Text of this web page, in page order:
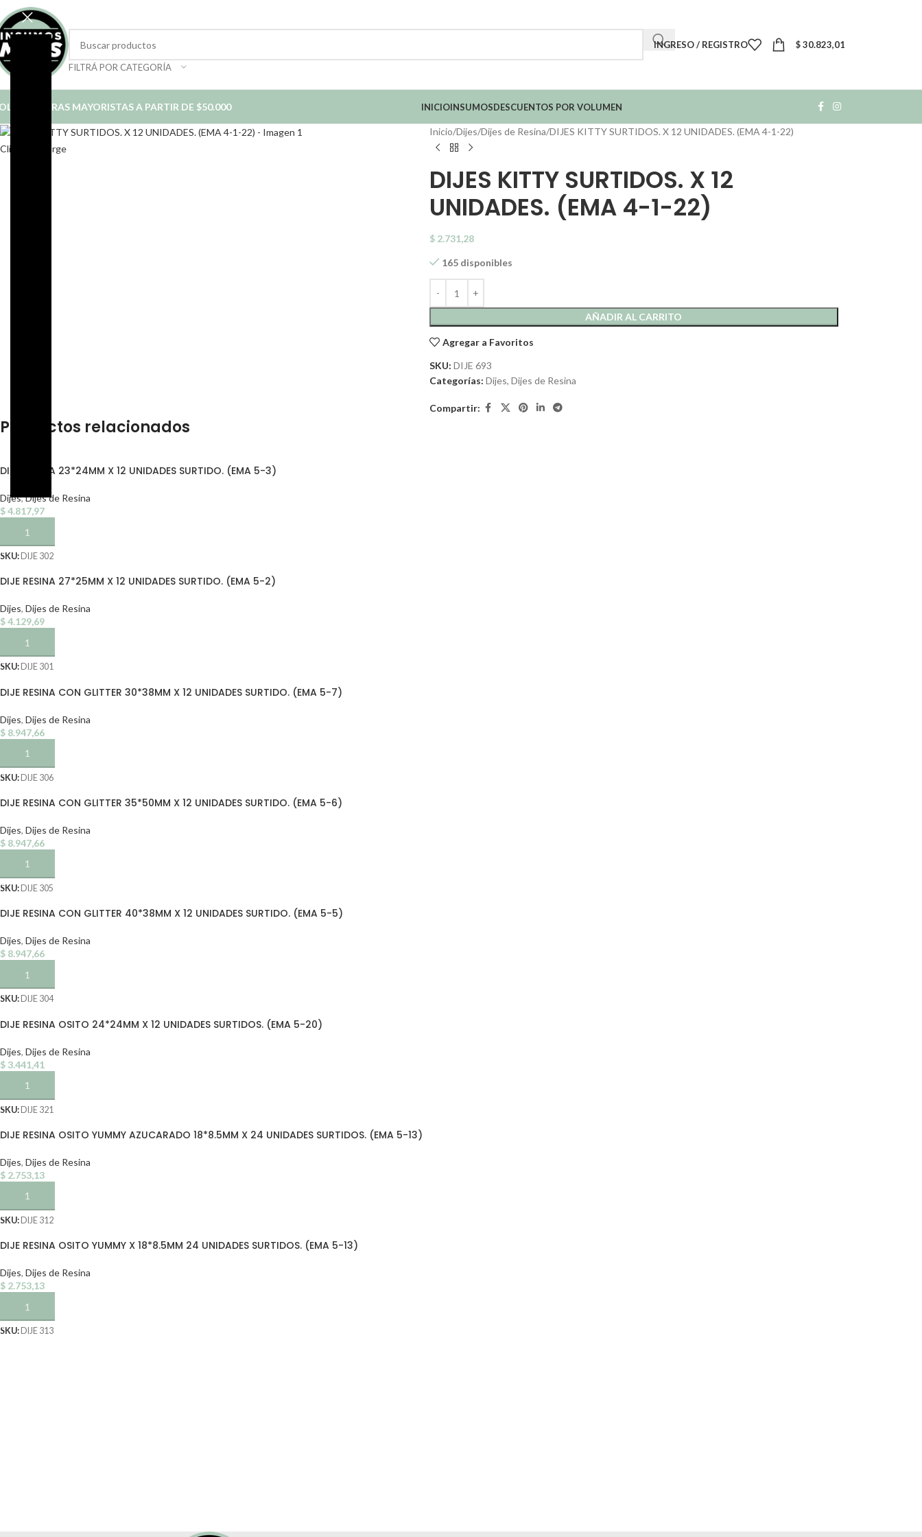
FILTRÁ POR CATEGORÍA
INGRESO / REGISTRO $30.823,01
COMPRAS MAYORISTAS A PARTIR DE $50.000 INICIOINSUMOSDESCUENTOS POR VOLUMEN
Click to enlarge
Inicio Dijes Dijes de Resina DIJES KITTY SURTIDOS. X 12 UNIDADES. (EMA 4-1-22)
DIJES KITTY SURTIDOS. X 12
UNIDADES. (EMA 4-1-22)
$2.731,28
165 disponibles
AÑADIR AL CARRITO
Agregar a Favoritos
SKU: DIJE 693
Categorías: Dijes, Dijes de Resina
Compartir:
Productos relacionados
DIJE RESINA 23*24MM X 12 UNIDADES SURTIDO. (EMA 5-3)
Dijes,Dijes de Resina
$4.817,97
AÑADIR AL CARRITO
SKU: DIJE 302
DIJE RESINA 27*25MM X 12 UNIDADES SURTIDO. (EMA 5-2)
Dijes, Dijes de Resina
$4.129,69
AÑADIR AL CARRITO
SKU: DIJE 301
DIJE RESINA CON GLITTER 30*38MM X 12 UNIDADES SURTIDO. (EMA 5-7)
Dijes, Dijes de Resina
$ 8.947,66
AÑADIR AL CARRITO
SKU: DIJE 306
DIJE RESINA CON GLITTER 35*50MM X 12 UNIDADES SURTIDO. (EMA 5-6)
Dijes, Dijes de Resina
$ 8.947,66
AÑADIR AL CARRITO
SKU: DIJE 305
DIJE RESINA CON GLITTER 40*38MM X 12 UNIDADES SURTIDO. (EMA 5-5)
Dijes, Dijes de Resina
$ 8.947,66
AÑADIR AL CARRITO
SKU: DIJE 304
DIJE RESINA OSITO 24*24MM X 12 UNIDADES SURTIDOS. (EMA 5-20)
Dijes, Dijes de Resina
$ 3.441,41
AÑADIR AL CARRITO
SKU: DIJE 321
DIJE RESINA OSITO YUMMY AZUCARADO 18*8.5MM X 24 UNIDADES SURTIDOS. (EMA 5-13)
Dijes, Dijes de Resina
$ 2.753,13
AÑADIR AL CARRITO
SKU: DIJE 312
DIJE RESINA OSITO YUMMY X 18*8.5MM 24 UNIDADES SURTIDOS. (EMA 5-13)
Dijes, Dijes de Resina
$ 2.753,13
AÑADIR AL CARRITO
SKU: DIJE 313